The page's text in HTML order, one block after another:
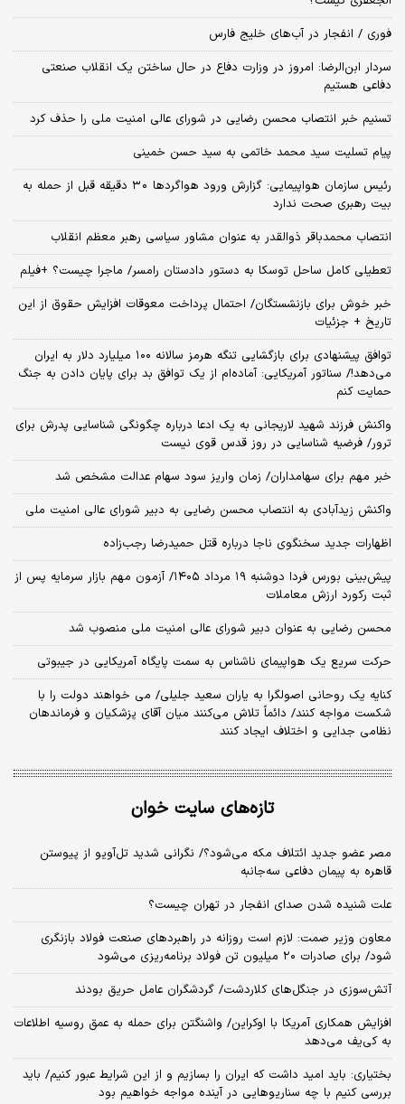
فوری / انفجار در آب‌های خلیج فارس
سردار ابن‌الرضا: امروز در وزارت دفاع در حال ساختن یک انقلاب صنعتی
دفاعی هستیم
تسنیم خبر انتصاب محسن رضایی در شورای عالی امنیت ملی را حذف کرد
پیام تسلیت سید محمد خاتمی به سید حسن خمینی
رئیس سازمان هواپیمایی: گزارش ورود هواگردها ٣٠ دقیقه قبل از حمله به
بیت رهبری صحت ندارد
انتصاب محمدباقر ذوالقدر به عنوان مشاور سیاسی رهبر معظم انقلاب
تعطیلی کامل ساحل توسکا به دستور دادستان رامسر/ ماجرا چیست؟ +فیلم
خبر خوش برای بازنشستگان/ احتمال پرداخت معوقات افزایش حقوق از این
تاریخ + جزئیات
توافق پیشنهادی برای بازگشایی تنگه هرمز سالانه ۱۰۰ میلیارد دلار به ایران
می‌دهد!/ سناتور آمریکایی: آماده‌ام از یک توافق بد برای پایان دادن به جنگ
حمایت کنم
واکنش فرزند شهید لاریجانی به یک ادعا درباره چگونگی شناسایی پدرش برای
ترور/ فرضیه شناسایی در روز قدس قوی نیست
خبر مهم برای سهامداران/ زمان واریز سود سهام عدالت مشخص شد
واکنش زیدآبادی به انتصاب محسن رضایی به دبیر شورای عالی امنیت ملی
اظهارات جدید سخنگوی ناجا درباره قتل حمیدرضا رجب‌زاده
​پیش‌بینی بورس فردا دوشنبه ۱۹ مرداد ۱۴۰۵/ آزمون مهم بازار سرمایه پس از
ثبت رکورد ارزش معاملات
محسن رضایی به عنوان دبیر شورای عالی امنیت ملی منصوب شد
حرکت سریع یک هواپیمای ناشناس به سمت پایگاه آمریکایی در جیبوتی
کنایه یک روحانی اصولگرا به یاران سعید جلیلی/ می خواهند دولت را با
شکست مواجه کنند/ دائماً تلاش می‌کنند میان آقای پزشکیان و فرماندهان
نظامی جدایی و اختلاف ایجاد کنند
تازه‌های سایت خوان
مصر عضو جدید ائتلاف مکه می‌شود؟/ نگرانی شدید تل‌آویو از پیوستن
قاهره به پیمان دفاعی سه‌جانبه
علت شنیده شدن صدای انفجار در تهران چیست؟
معاون وزیر صمت: لازم است روزانه در راهبردهای صنعت فولاد بازنگری
شود/ برای صادرات ۲۰ میلیون تن فولاد برنامه‌ریزی می‌شود
آتش‌سوزی در جنگل‌های کلاردشت/ گردشگران عامل حریق بودند
افزایش همکاری آمریکا با اوکراین/ واشنگتن برای حمله به عمق روسیه اطلاعات
به کی‌یف می‌دهد
بختیاری: باید امید داشت که ایران را بسازیم و از این شرایط عبور کنیم/ باید
بررسی کنیم با چه سناریوهایی در آینده مواجه خواهیم بود